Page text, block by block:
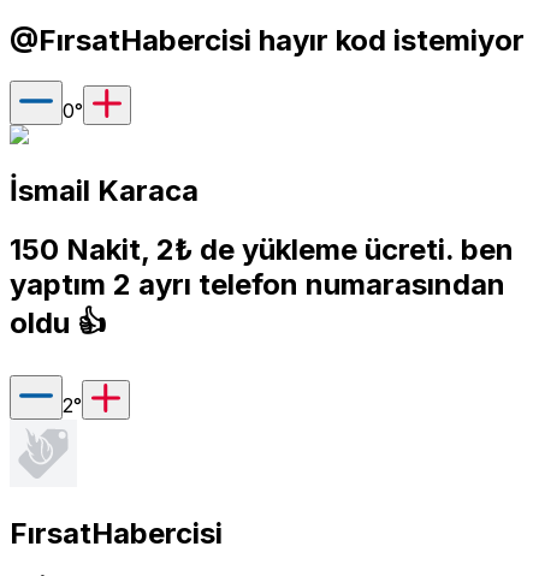
@FırsatHabercisi hayır kod istemiyor
0°
İsmail Karaca
150 Nakit, 2₺ de yükleme ücreti. ben
yaptım 2 ayrı telefon numarasından
oldu 👍
2°
FırsatHabercisi